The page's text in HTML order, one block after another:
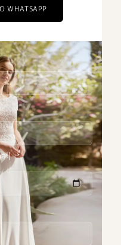
WHATSAPP